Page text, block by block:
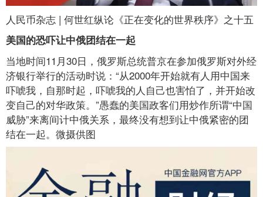
人民币杂志 | 何世红纵论《正在变化的世界秩序》之十五
美国的恐吓让中俄团结在一起
当地时间11月30日，俄罗斯总统普京在参加俄罗斯对外经
济银行举行的活动时说：“从2000年开始就有人用中国来
吓唬我，自那时起，吓唬我的人自己也害怕了，并开始改
变自己的对华政策。”愚蠢的美国政客们用炒作所谓“中国
威胁”来离间计中俄关系，最终没有想到让中俄紧密的团
结在一起。微摄供图